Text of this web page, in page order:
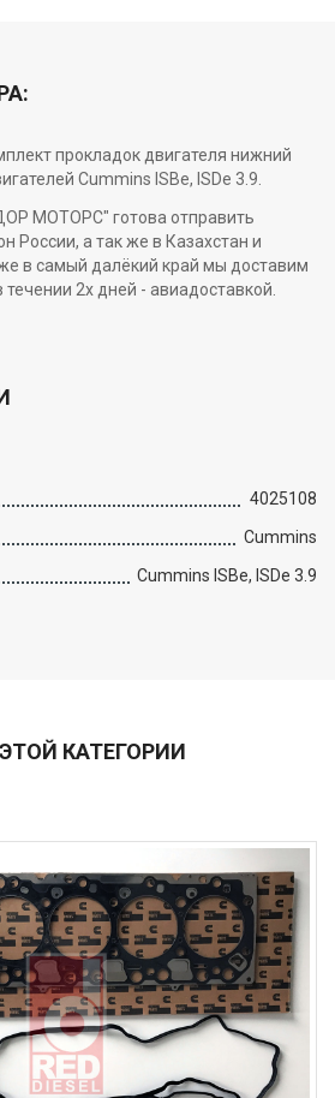
прокладок двигателя нижний
Cummins ISBe, ISDe 3.9.
МОТОРС" готова отправить
России, а так же в Казахстан и
в самый далёкий край мы доставим
2х дней - авиадоставкой.
4025108
Cummins
Cummins ISBe, ISDe 3.9
КАТЕГОРИИ